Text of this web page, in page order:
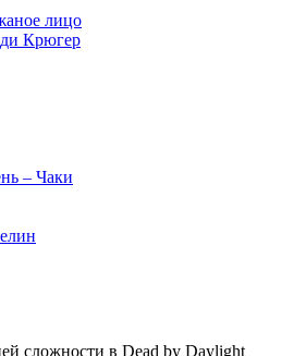
лицо
Крюгер
– Чаки